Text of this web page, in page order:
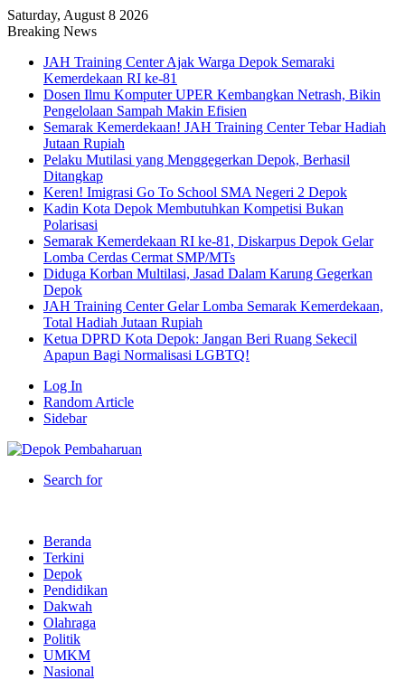
Saturday, August 8 2026
Breaking News
JAH Training Center Ajak Warga Depok Semaraki
Kemerdekaan RI ke-81
Dosen Ilmu Komputer UPER Kembangkan Netrash, Bikin
Pengelolaan Sampah Makin Efisien
Semarak Kemerdekaan! JAH Training Center Tebar Hadiah
Jutaan Rupiah
Pelaku Mutilasi yang Menggegerkan Depok, Berhasil
Ditangkap
Keren! Imigrasi Go To School SMA Negeri 2 Depok
Kadin Kota Depok Membutuhkan Kompetisi Bukan
Polarisasi
Semarak Kemerdekaan RI ke-81, Diskarpus Depok Gelar
Lomba Cerdas Cermat SMP/MTs
Diduga Korban Multilasi, Jasad Dalam Karung Gegerkan
Depok
JAH Training Center Gelar Lomba Semarak Kemerdekaan,
Total Hadiah Jutaan Rupiah
Ketua DPRD Kota Depok: Jangan Beri Ruang Sekecil
Apapun Bagi Normalisasi LGBTQ!
Log In
Random Article
Sidebar
Search for
Beranda
Terkini
Depok
Pendidikan
Dakwah
Olahraga
Politik
UMKM
Nasional